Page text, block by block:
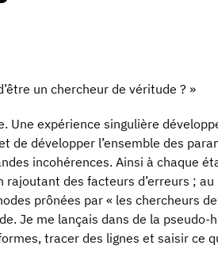
un chercheur de véritude ? »
expérience singulière
de développer l’ensemble des
incohérences. Ainsi à chaque
des facteurs d’erreurs ;
prônées par « les chercheurs
Je me lançais dans de la
tracer des lignes et saisir ce